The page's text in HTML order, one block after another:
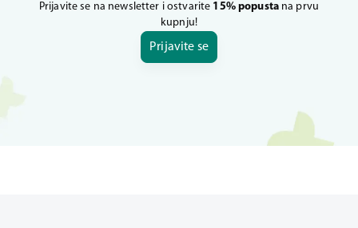
Prijavite se na newsletter i ostvarite 15% popustana prvu
kupnju!
Prijavite se